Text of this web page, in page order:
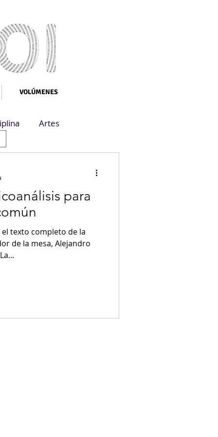
VOLÚMENES
Artes
para
texto completo de la
de la mesa, Alejandro